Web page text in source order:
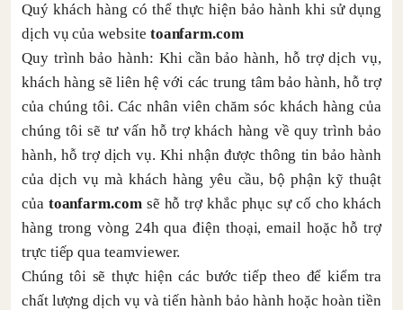
Quý khách hàng có thể thực hiện bảo hành khi sử dụng
dịch vụ của website toanfarm.com
Quy trình bảo hành: Khi cần bảo hành, hỗ trợ dịch vụ,
khách hàng sẽ liên hệ với các trung tâm bảo hành, hỗ trợ
của chúng tôi. Các nhân viên chăm sóc khách hàng của
chúng tôi sẽ tư vấn hỗ trợ khách hàng về quy trình bảo
hành, hỗ trợ dịch vụ. Khi nhận được thông tin bảo hành
của dịch vụ mà khách hàng yêu cầu, bộ phận kỹ thuật
của toanfarm.com sẽ hỗ trợ khắc phục sự cố cho khách
hàng trong vòng 24h qua điện thoại, email hoặc hỗ trợ
trực tiếp qua teamviewer.
Chúng tôi sẽ thực hiện các bước tiếp theo để kiểm tra
chất lượng dịch vụ và tiến hành bảo hành hoặc hoàn tiền